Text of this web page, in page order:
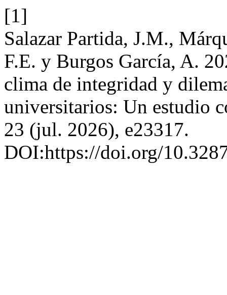
[1]
Salazar Partida, J.M.,
F.E. y Burgos García, A.
clima de integridad y
universitarios: Un estudio
23 (jul. 2026), e23317.
DOI:https://doi.org/